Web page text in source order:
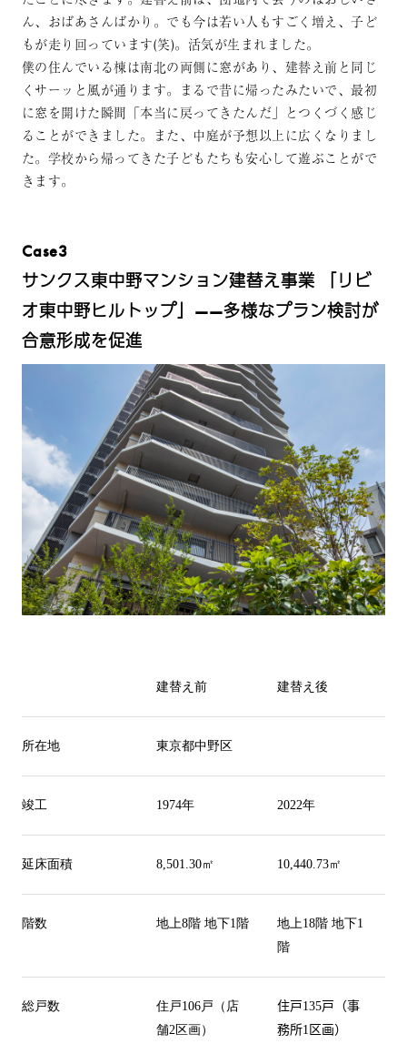
ん、おばあさんばかり。でも今は若い人もすごく増え、子ど
もが走り回っています(笑)。活気が生まれました。
僕の住んでいる棟は南北の両側に窓があり、建替え前と同じ
くサーッと風が通ります。まるで昔に帰ったみたいで、最初
に窓を開けた瞬間「本当に戻ってきたんだ」とつくづく感じ
ることができました。また、中庭が予想以上に広くなりまし
た。学校から帰ってきた子どもたちも安心して遊ぶことがで
きます。
Case3
サンクス東中野マンション建替え事業 「リビ
オ東中野ヒルトップ」——多様なプラン検討が
合意形成を促進
建替え前 建替え後
所在地 東京都中野区
竣工 1974年 2022年
延床面積 8,501.30㎡ 10,440.73㎡
階数 地上8階 地下1 階 地上18階 地下1
階
総戸数 住戸106戸（店
舗2 区画）
住戸 135戸（事
務所1 区画）